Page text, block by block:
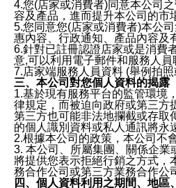
4.您(店家或消費者)同意本公司
容及產品，進而提升本公司的市
5.您同意您(店家或消費者)本公
惠內容、行政通知、產品內容及
6.針對已註冊認證店家或是消費
意,可以利用電子郵件和服務人員
7.店家端服務人員資料 (舉例拍
三、本公司對您個人資料的揭露
1.基於現有服務平台的監管環境
律規定，而被迫向政府或第三方
第三方也可能非法地攔截或存取
的個人識別資料或私人通訊將永
2.根據本公司的政策，本公司不
3. 本公司、所屬集團、關係企業
將提供您表示拒絕行銷之方式，
務合作公司或第三方業務合作公
四、個人資料利用之期間、地區